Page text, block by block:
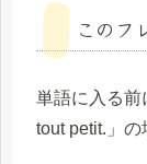
このフ
単語に入る前
tout petit.」の